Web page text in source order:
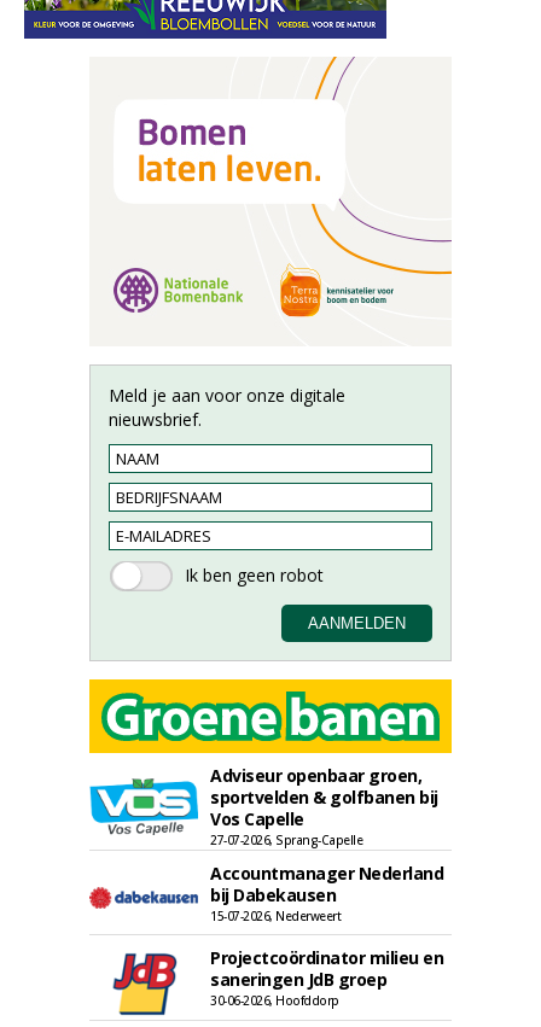
Meld je aan voor onze digitale
nieuwsbrief.
Adviseur openbaar groen,
sportvelden & golfbanen bij
Vos Capelle
27-07-2026, Sprang-Capelle
Accountmanager Nederland
bij Dabekausen
15-07-2026, Nederweert
Projectcoördinator milieu en
saneringen JdB groep
30-06-2026, Hoofddorp